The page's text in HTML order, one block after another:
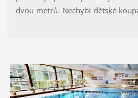
dvou metrů. Nechybí dětské